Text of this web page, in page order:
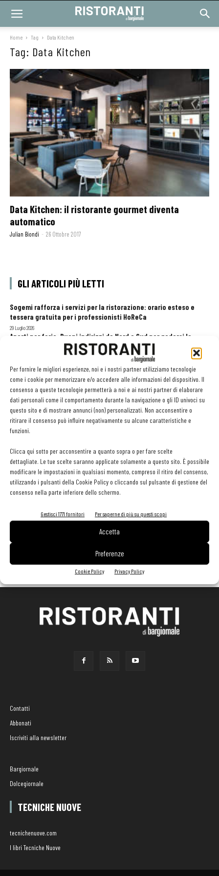
Per fornire le migliori esperienze, noi e i nostri partner utilizziamo tecnologie
come i cookie per memorizzare e/o accedere alle informazioni del dispositivo. Il
consenso a queste tecnologie permetterà a noi e ai nostri partner di elaborare
dati personali come il comportamento durante la navigazione o gli ID univoci su
questo sito e di mostrare annunci (non) personalizzati. Non acconsentire o
ritirare il consenso può influire negativamente su alcune caratteristiche e
funzioni.
Clicca qui sotto per acconsentire a quanto sopra o per fare scelte
dettagliate. Le tue scelte saranno applicate solamente a questo sito. È possibile
modificare le impostazioni in qualsiasi momento, compreso il ritiro del consenso,
utilizzando i pulsanti della Cookie Policy o cliccando sul pulsante di gestione del
consenso nella parte inferiore dello schermo.
Gestisci 1771 fornitori Per saperne di più su questi scopi
Accetta
Preferenze
Cookie Policy Privacy Policy
Home Tag Data Kitchen
Tag: Data Kitchen
Data Kitchen: il ristorante gourmet diventa
automatico
Julian Biondi - 26 Ottobre 2017
GLI ARTICOLI PIÙ LETTI
Sogemi rafforza i servizi per la ristorazione: orario esteso e
tessera gratuita per i professionisti HoReCa
29 Luglio 2026
Aperti per ferie. Buoni indirizzi da Nord a Sud per godersi le
vacanze (o da scorprire se si è in vacanza)
Recensioni online, Fipe e le associazioni del turismo chiedono
modifiche alle Linee Guida dell’Antitrust
EDICOLA WEB
Contatti
Abbonati
Iscriviti alla newsletter
Bargiornale
Dolcegiornale
TECNICHE NUOVE
tecnichenuove.com
I libri Tecniche Nuove